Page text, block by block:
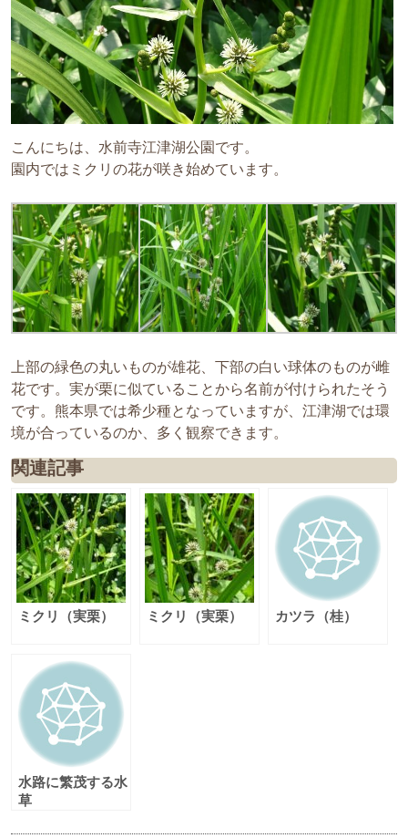
こんにちは、水前寺江津湖公園です。
園内ではミクリの花が咲き始めています。
上部の緑色の丸いものが雄花、下部の白い球体のものが雌
花です。実が栗に似ていることから名前が付けられたそう
です。熊本県では希少種となっていますが、江津湖では環
境が合っているのか、多く観察できます。
関連記事
ミクリ（実栗） ミクリ（実栗） カツラ（桂）
水路に繁茂する水
草